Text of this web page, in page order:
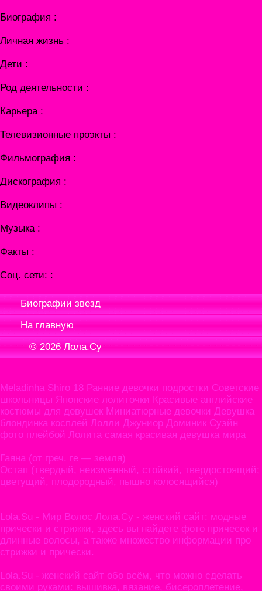
Биография :
Личная жизнь :
Дети :
Род деятельности :
Карьера :
Телевизионные проэкты :
Фильмография :
Дискография :
Видеоклипы :
Музыка :
Факты :
Соц. сети: :
Биографии звезд
На главную
© 2026 Лола.Су
Meladinha Shiro 18 Ранние девочки подростки Советские
школьницы Японские лолиточки Красивые английские
костюмы для девушек Миниатюрные девочки Девушка
блондинка косплей Лолли Джуниор Доминик Суэйн
фото плейбой Лолита самая красивая девушка мира
Гаяна (от греч. ге — земля)
Остап (твердый, неизменный, стойкий, твердостоящий;
цветущий, плодородный, пышно колосящийся)
Lola.Su - Мир Волос Лола.Су - женский сайт: модные
прически и стрижки, здесь вы найдете фото причесок и
длинные волосы, а также множество информации про
стрижки и прически.
Lola.Su - женский сайт обо всём, что можно сделать
своими руками: вышивка, вязание, бисероплетение,